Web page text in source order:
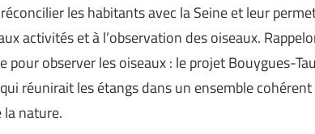
les habitants avec la Seine et leur
activités et à l’observation des oiseaux.
pour observer les oiseaux : le projet Bouygues-
qui réunirait les étangs dans un ensemble
nature.